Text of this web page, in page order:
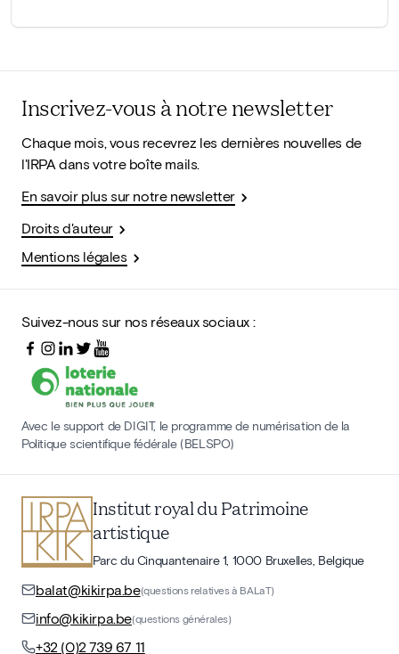
Inscrivez-vous à notre newsletter
Chaque mois, vous recevrez les dernières nouvelles de
l'IRPA dans votre boîte mails.
En savoir plus sur notre newsletter
Droits d'auteur
Mentions légales
Suivez-nous sur nos réseaux sociaux :
Avec le support de DIGIT, le programme de numérisation de la
Politique scientifique fédérale (BELSPO)
Institut royal du Patrimoine
artistique
Parc du Cinquantenaire 1, 1000 Bruxelles, Belgique
balat@kikirpa.be(questions relatives à BALaT)
info@kikirpa.be(questions générales)
+32 (0)2 739 67 11